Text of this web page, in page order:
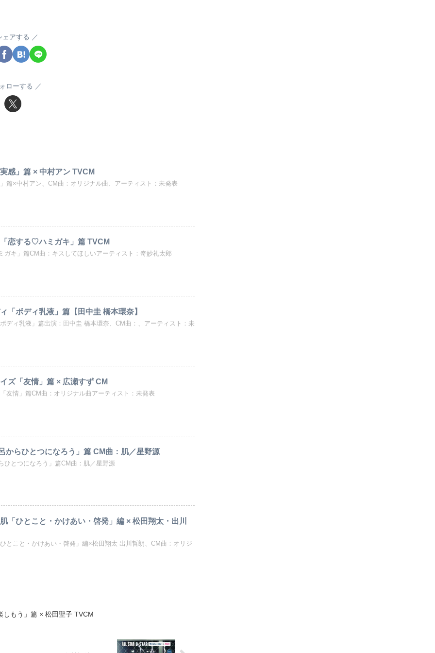
ェアする
ローする
感」篇 × 中村アン TVCM
篇×中村アン、CM曲：オリジナル曲、アーティスト：未発表
恋する♡ハミガキ」篇 TVCM
キ」篇CM曲：キスしてほしいアーティスト：奇妙礼太郎
「ボディ乳液」篇【田中圭 橋本環奈】
ディ乳液」篇出演：田中圭 橋本環奈、CM曲：、アーティスト：未
ズ「友情」篇 × 広瀬すず CM
友情」篇CM曲：オリジナル曲アーティスト：未発表
からひとつになろう」篇 CM曲：肌／星野源
ひとつになろう」篇CM曲：肌／星野源
「ひとこと・かけあい・啓発」編 × 松田翔太・出川
とこと・かけあい・啓発」編×松田翔太 出川哲朗、CM曲：オリジ
しもう」篇 × 松田聖子 TVCM